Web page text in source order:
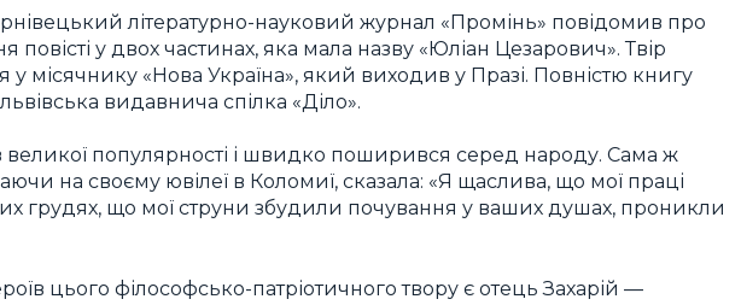
літературно-науковий журнал «Промінь» повідомив про
у двох частинах, яка мала назву «Юліан Цезарович». Твір
місячнику «Нова Україна», який виходив у Празі. Повністю книгу
видавнича спілка «Діло».
великої популярності і швидко поширився серед народу. Сама ж
на своєму ювілеї в Коломиї, сказала: «Я щаслива, що мої праці
грудях, що мої струни збудили почування у ваших душах, проникли
цього філософсько-патріотичного твору є отець Захарій —